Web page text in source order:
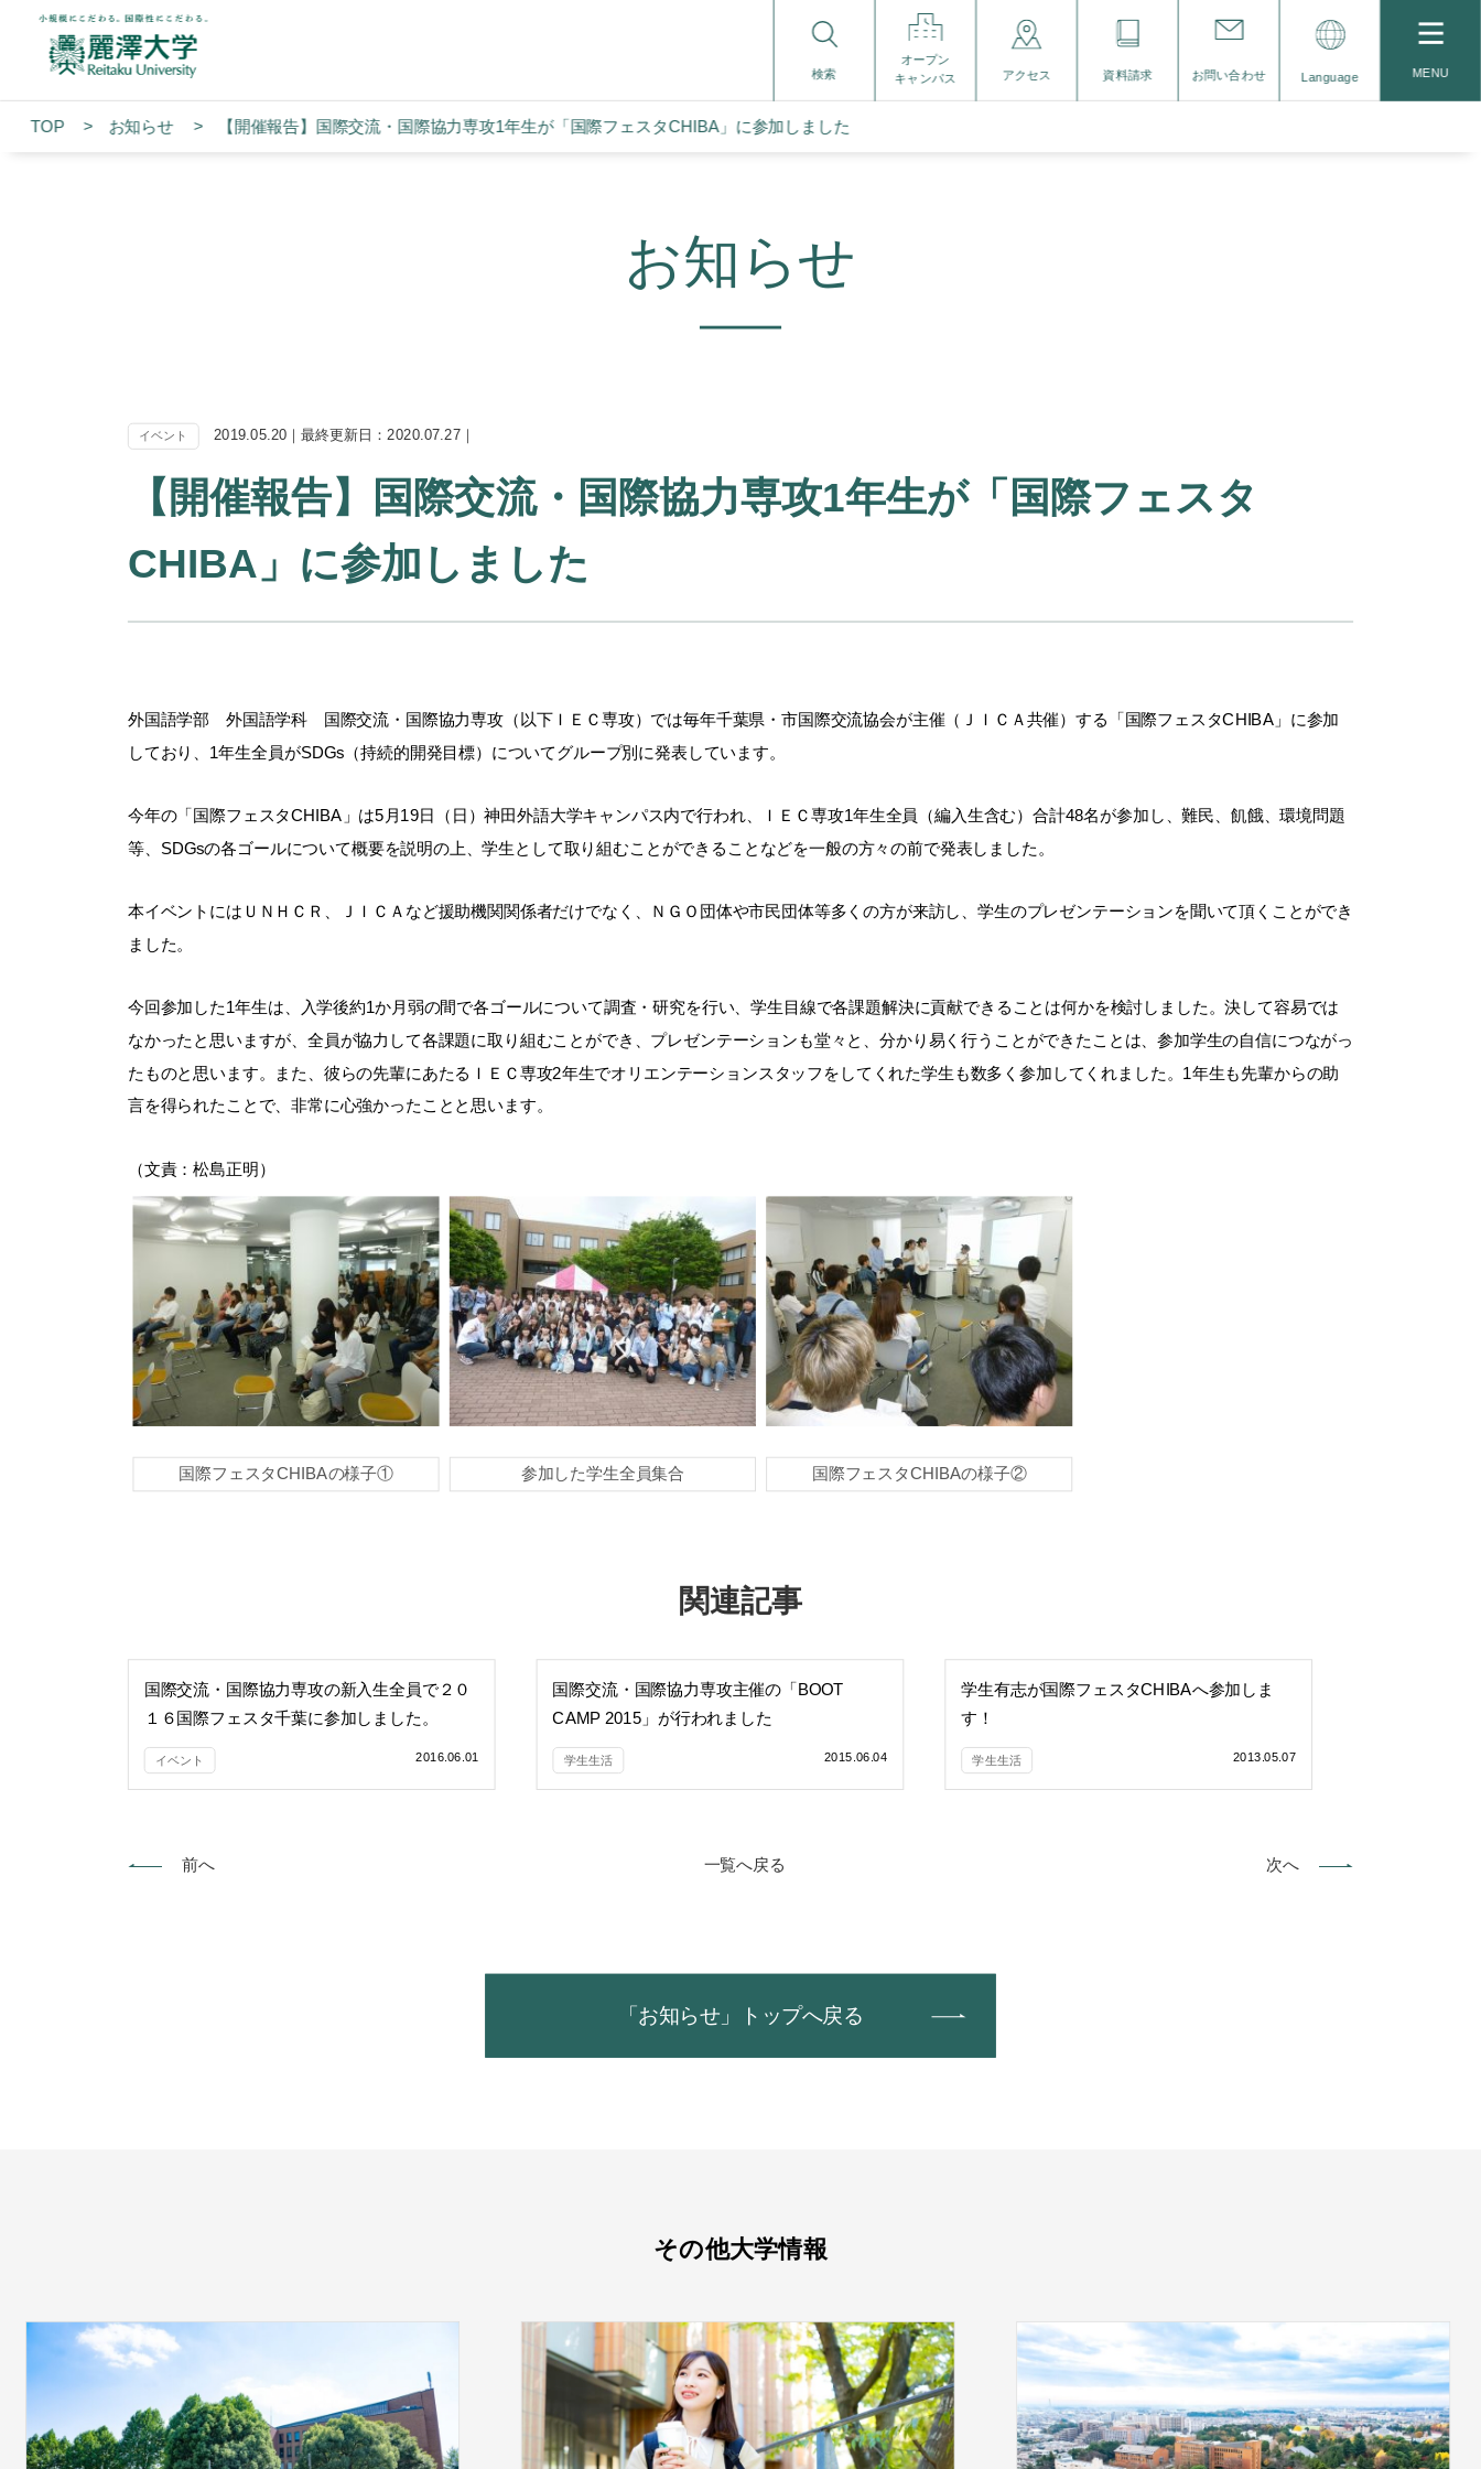
検索
オープン
キャンパス アクセス 資料請求 お問い合わせ Language MENU
TOP お知らせ 【開催報告】国際交流・国際協力専攻1年生が「国際フェスタCHIBA」に参加しました
お知らせ
イベント 2019.05.20｜最終更新日：2020.07.27｜
【開催報告】国際交流・国際協力専攻1年生が「国際フェスタ
CHIBA」に参加しました
外国語学部 外国語学科 国際交流・国際協力専攻（以下ＩＥＣ専攻）では毎年千葉県・市国際交流協会が主催（ＪＩＣＡ共催）する「国際フェスタCHIBA」に参加
しており、1年生全員がSDGs（持続的開発目標）についてグループ別に発表しています。
今年の「国際フェスタCHIBA」は5月19日（日）神田外語大学キャンパス内で行われ、ＩＥＣ専攻1年生全員（編入生含む）合計48名が参加し、難民、飢餓、環境問題
等、SDGsの各ゴールについて概要を説明の上、学生として取り組むことができることなどを一般の方々の前で発表しました。
本イベントにはＵＮＨＣＲ、ＪＩＣＡなど援助機関関係者だけでなく、ＮＧＯ団体や市民団体等多くの方が来訪し、学生のプレゼンテーションを聞いて頂くことができ
ました。
今回参加した1年生は、入学後約1か月弱の間で各ゴールについて調査・研究を行い、学生目線で各課題解決に貢献できることは何かを検討しました。決して容易では
なかったと思いますが、全員が協力して各課題に取り組むことができ、プレゼンテーションも堂々と、分かり易く行うことができたことは、参加学生の自信につながっ
たものと思います。また、彼らの先輩にあたるＩＥＣ専攻2年生でオリエンテーションスタッフをしてくれた学生も数多く参加してくれました。1年生も先輩からの助
言を得られたことで、非常に心強かったことと思います。
（文責：松島正明）
国際フェスタCHIBAの様子① 参加した学生全員集合 国際フェスタCHIBAの様子②
関連記事
国際交流・国際協力専攻の新入生全員で２０
１６国際フェスタ千葉に参加しました。
イベント 2016.06.01
国際交流・国際協力専攻主催の「BOOT
CAMP 2015」が行われました
学生生活 2015.06.04
学生有志が国際フェスタCHIBAへ参加しま
す！
学生生活 2013.05.07
前へ 一覧へ戻る 次へ
「お知らせ」トップへ戻る
その他大学情報